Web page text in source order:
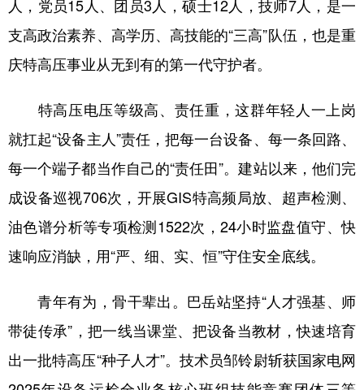
人，党员15人、团员3人，硕士12人，技师7人，是一
支高政治素养、高学历、高技能的“三高”队伍，也是重
庆特高压事业从无到有的第一代守护者。
特高压电压等级高、责任重，这群年轻人一上岗
就扛起“设备主人”责任，把每一台设备、每一条回路、
每一个端子都当作自己的“责任田”。建站以来，他们完
成设备巡视706次，开展GIS特高频局放、超声检测、
油色谱分析等专项检测1522次，24小时监盘值守、快
速响应消缺，用“严、细、实、恒”守住安全底线。
青年有为，骨干辈出。巴岳站坚持“人才强基、师
带徒传承”，把一线当课堂、把设备当教材，快速培育
出一批特高压“种子人才”。技术员邹铃尉斩获国家电网